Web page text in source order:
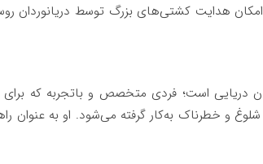
هدایت کشتی‌های بزرگ توسط دریانوردان
دریایی است؛ فردی متخصص و باتجربه که
شلوغ و خطرناک به‌کار گرفته می‌شود. او به عنوان